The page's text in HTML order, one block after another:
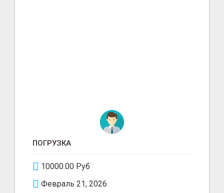
ПОГРУЗКА
10000.00 Руб
Февраль 21, 2026